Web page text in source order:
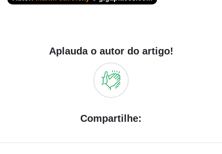
Aplauda o autor do artigo!
Compartilhe: